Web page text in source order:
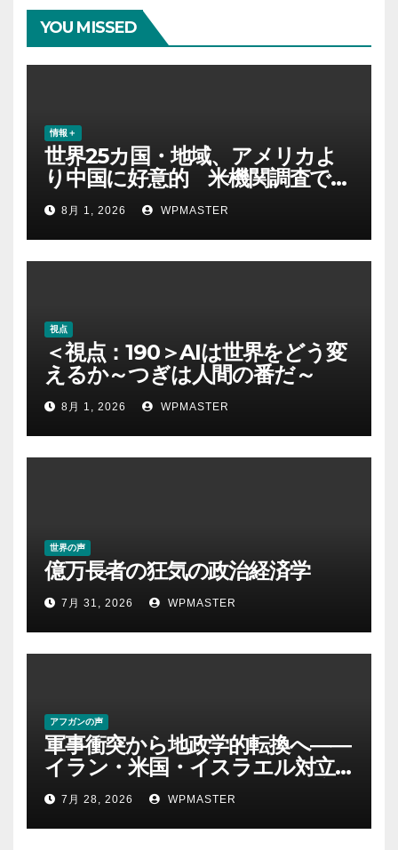
YOU MISSED
情報＋
世界25カ国・地域、アメリカよ
り中国に好意的 米機関調査で初
めて多数派に
8月 1, 2026 WPMASTER
視点
＜視点：190＞AIは世界をどう変
えるか～つぎは人間の番だ～
8月 1, 2026 WPMASTER
世界の声
億万長者の狂気の政治経済学
7月 31, 2026 WPMASTER
アフガンの声
軍事衝突から地政学的転換へ――
イラン・米国・イスラエル対立
後の中東 権力、抵抗、世界秩序
を問い直す-第２部
7月 28, 2026 WPMASTER